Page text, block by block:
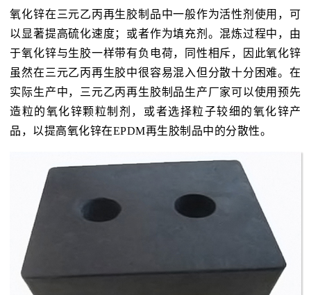
氧化锌在三元乙丙再生胶制品中一般作为活性剂使用，可
以显著提高硫化速度；或者作为填充剂。混炼过程中，由
于氧化锌与生胶一样带有负电荷，同性相斥，因此氧化锌
虽然在三元乙丙再生胶中很容易混入但分散十分困难。在
实际生产中，三元乙丙再生胶制品生产厂家可以使用预先
造粒的氧化锌颗粒制剂，或者选择粒子较细的氧化锌产
品，以提高氧化锌在EPDM再生胶制品中的分散性。